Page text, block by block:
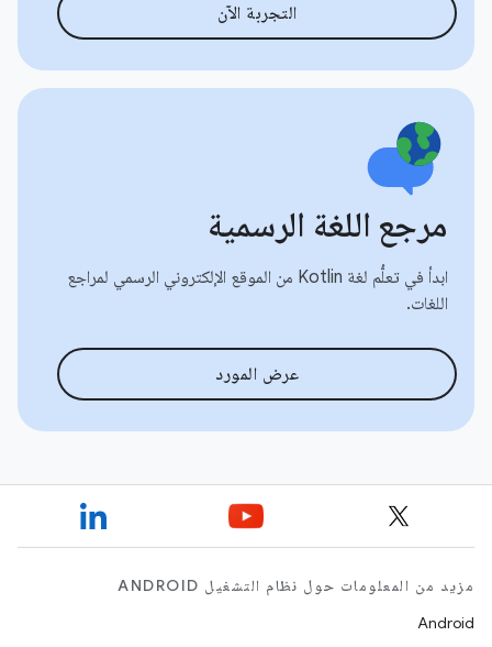
التجربة الآن
مرجع اللغة الرسمية
ابدأ في تعلُّم لغة Kotlin من الموقع الإلكتروني الرسمي لمراجع
اللغات.
عرض المورد
مزيد من المعلومات حول نظام التشغيل ANDROID
Android